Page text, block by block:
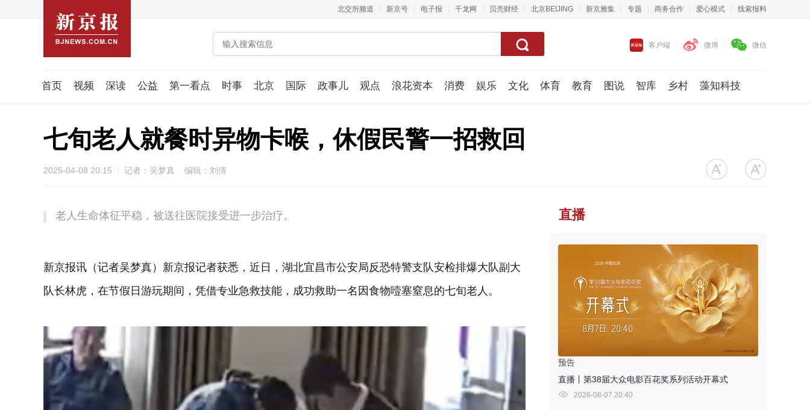
北交所频道 新京号 电子报 千龙网 贝壳财经 北京BEIJING 新京雅集 专题 商务合作 爱心模式 线索报料
客户端 微博 微信
首页 视频 深读 公益 第一看点 时事 北京 国际 政事儿 观点 浪花资本 消费 娱乐 文化 体育 教育 图说 智库 乡村 藻知科技
七旬老人就餐时异物卡喉，休假民警一招救回
2025-04-08 20:15 记者：吴梦真 编辑：刘倩
老人生命体征平稳，被送往医院接受进一步治疗。
新京报讯（记者吴梦真）新京报记者获悉，近日，湖北宜昌市公安局反恐特警支队安检排爆大队副大
队长林虎，在节假日游玩期间，凭借专业急救技能，成功救助一名因食物噎塞窒息的七旬老人。
直播
预告
直播丨第38届大众电影百花奖系列活动开幕式
2026-08-07 20:40